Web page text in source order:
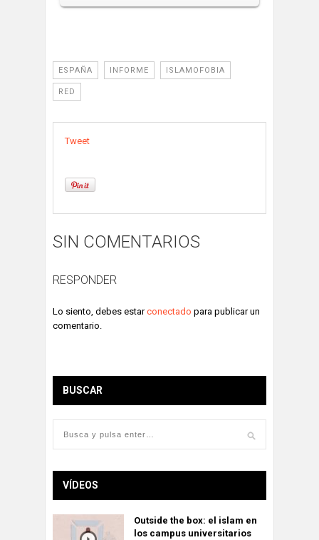
ESPAÑA INFORME ISLAMOFOBIA
RED
Tweet
SIN COMENTARIOS
RESPONDER
Lo siento, debes estarconectado para publicar un
comentario.
BUSCAR
VÍDEOS
Outside the box: el islam en
los campus universitarios